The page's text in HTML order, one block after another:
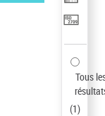
résultats/page
Tous
(1)